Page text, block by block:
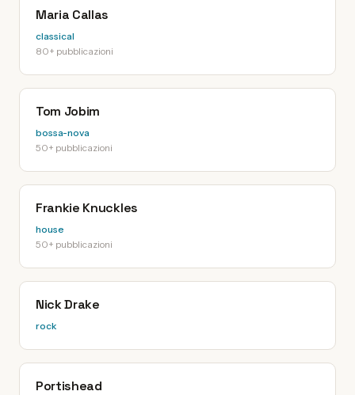
Maria Callas
classical
80+ pubblicazioni
Tom Jobim
bossa-nova
50+ pubblicazioni
Frankie Knuckles
house
50+ pubblicazioni
Nick Drake
rock
Portishead